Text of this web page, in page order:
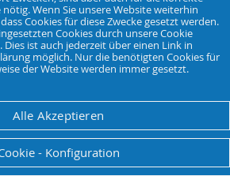
Impressum
Wenn Sie unsere Website weiterhin
Cookies für diese Zwecke gesetzt werden.
Cookies durch unsere Cookie
ist auch jederzeit über einen Link in
möglich. Nur die benötigten Cookies für
der Website werden immer gesetzt.
Alle Akzeptieren
- Konfiguration